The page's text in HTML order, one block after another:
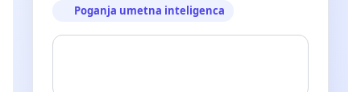
Poganja umetna inteligenca